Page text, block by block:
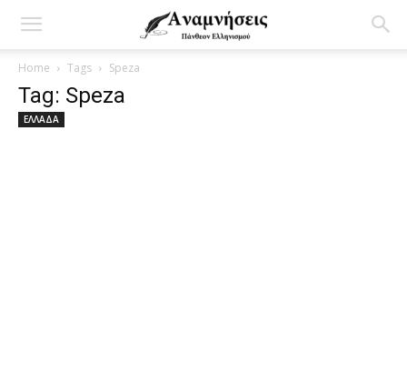
Home Tags Speza
Tag: Speza
ΕΛΛΑΔΑ